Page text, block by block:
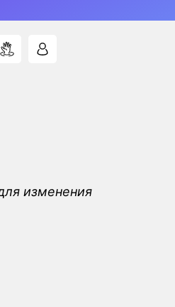
изменения